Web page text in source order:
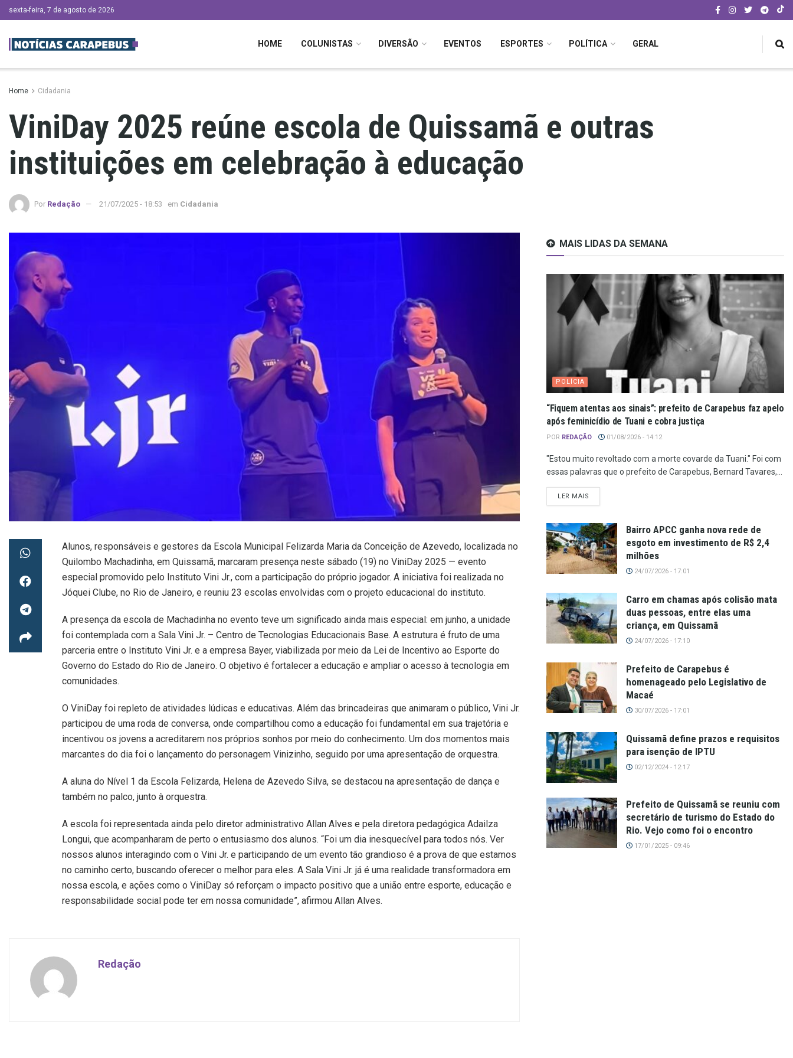
sexta-feira, 7 de agosto de 2026
HOME COLUNISTAS DIVERSÃO EVENTOS ESPORTES POLÍTICA GERAL
Home Cidadania
ViniDay 2025 reúne escola de Quissamã e outras
instituições em celebração à educação
Por Redação 21/07/2025 - 18:53 em Cidadania
Alunos, responsáveis e gestores da Escola Municipal Felizarda Maria da Conceição de Azevedo, localizada no
Quilombo Machadinha, em Quissamã, marcaram presença neste sábado (19) no ViniDay 2025 — evento
especial promovido pelo Instituto Vini Jr., com a participação do próprio jogador. A iniciativa foi realizada no
Jóquei Clube, no Rio de Janeiro, e reuniu 23 escolas envolvidas com o projeto educacional do instituto.
A presença da escola de Machadinha no evento teve um significado ainda mais especial: em junho, a unidade
foi contemplada com a Sala Vini Jr. – Centro de Tecnologias Educacionais Base. A estrutura é fruto de uma
parceria entre o Instituto Vini Jr. e a empresa Bayer, viabilizada por meio da Lei de Incentivo ao Esporte do
Governo do Estado do Rio de Janeiro. O objetivo é fortalecer a educação e ampliar o acesso à tecnologia em
comunidades.
O ViniDay foi repleto de atividades lúdicas e educativas. Além das brincadeiras que animaram o público, Vini Jr.
participou de uma roda de conversa, onde compartilhou como a educação foi fundamental em sua trajetória e
incentivou os jovens a acreditarem nos próprios sonhos por meio do conhecimento. Um dos momentos mais
marcantes do dia foi o lançamento do personagem Vinizinho, seguido por uma apresentação de orquestra.
A aluna do Nível 1 da Escola Felizarda, Helena de Azevedo Silva, se destacou na apresentação de dança e
também no palco, junto à orquestra.
A escola foi representada ainda pelo diretor administrativo Allan Alves e pela diretora pedagógica Adailza
Longui, que acompanharam de perto o entusiasmo dos alunos. “Foi um dia inesquecível para todos nós. Ver
nossos alunos interagindo com o Vini Jr. e participando de um evento tão grandioso é a prova de que estamos
no caminho certo, buscando oferecer o melhor para eles. A Sala Vini Jr. já é uma realidade transformadora em
nossa escola, e ações como o ViniDay só reforçam o impacto positivo que a união entre esporte, educação e
responsabilidade social pode ter em nossa comunidade”, afirmou Allan Alves.
Redação
MAIS LIDAS DA SEMANA
POLÍCIA
“Fiquem atentas aos sinais”: prefeito de Carapebus faz apelo
após feminicídio de Tuani e cobra justiça
POR REDAÇÃO 01/08/2026 - 14:12
"Estou muito revoltado com a morte covarde da Tuani." Foi com
essas palavras que o prefeito de Carapebus, Bernard Tavares,...
LER MAIS
Bairro APCC ganha nova rede de
esgoto em investimento de R$ 2,4
milhões
24/07/2026 - 17:01
Carro em chamas após colisão mata
duas pessoas, entre elas uma
criança, em Quissamã
24/07/2026 - 17:10
Prefeito de Carapebus é
homenageado pelo Legislativo de
Macaé
30/07/2026 - 17:01
Quissamã define prazos e requisitos
para isenção de IPTU
02/12/2024 - 12:17
Prefeito de Quissamã se reuniu com
secretário de turismo do Estado do
Rio. Vejo como foi o encontro
17/01/2025 - 09:46